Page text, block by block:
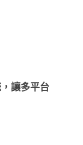
讓多平台